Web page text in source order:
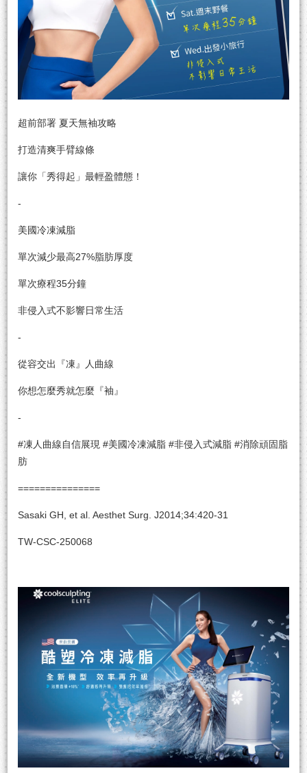
超前部署 夏天無袖攻略
打造清爽手臂線條
讓你「秀得起」最輕盈體態！
-
美國冷凍減脂
單次減少最高27%脂肪厚度
單次療程35分鐘
非侵入式不影響日常生活
-
從容交出『凍』人曲線
你想怎麼秀就怎麼『袖』
-
#凍人曲線自信展現 #美國冷凍減脂 #非侵入式減脂 #消除頑固脂
肪
===============
Sasaki GH, et al. Aesthet Surg. J2014;34:420-31
TW-CSC-250068